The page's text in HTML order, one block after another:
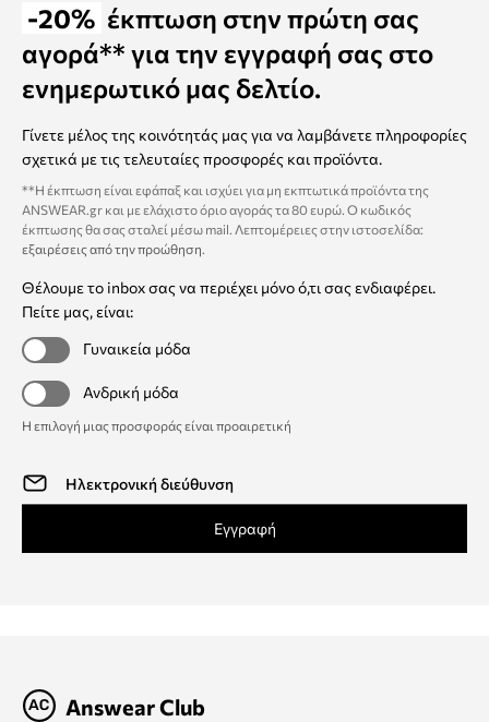
-20% έκπτωση στην πρώτη σας
αγορά** για την εγγραφή σας στο
ενημερωτικό μας δελτίο.
Γίνετε μέλος της κοινότητάς μας για να λαμβάνετε πληροφορίες
σχετικά με τις τελευταίες προσφορές και προϊόντα.
**Η έκπτωση είναι εφάπαξ και ισχύει για μη εκπτωτικά προϊόντα της
ANSWEAR.gr και με ελάχιστο όριο αγοράς τα 80 ευρώ. Ο κωδικός
έκπτωσης θα σας σταλεί μέσω mail. Λεπτομέρειες στην ιστοσελίδα:
εξαιρέσεις από την προώθηση.
Θέλουμε το inbox σας να περιέχει μόνο ό,τι σας ενδιαφέρει.
Πείτε μας, είναι:
Γυναικεία μόδα
Ανδρική μόδα
Η επιλογή μιας προσφοράς είναι προαιρετική
Εγγραφή
Answear Club